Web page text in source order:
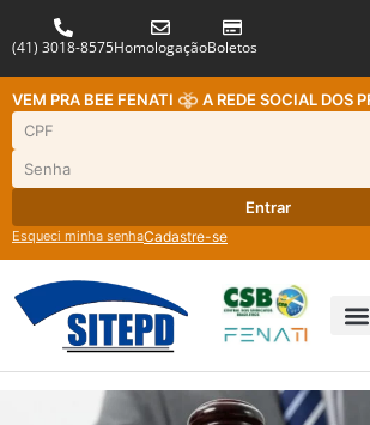
(41) 3018-8575HomologaçãoBoletos
VEM PRA BEE FENATI A REDE SOCIAL DOS
Entrar
Esqueci minha senhaCadastre-se